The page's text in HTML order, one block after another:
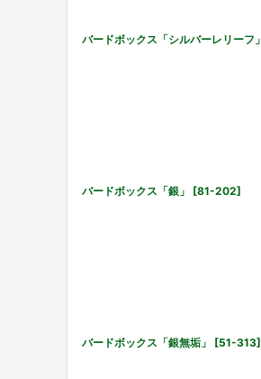
バードボックス「シルバーレリーフ」
バードボックス「銀」 [81-202]
バードボックス「銀無垢」 [51-313]